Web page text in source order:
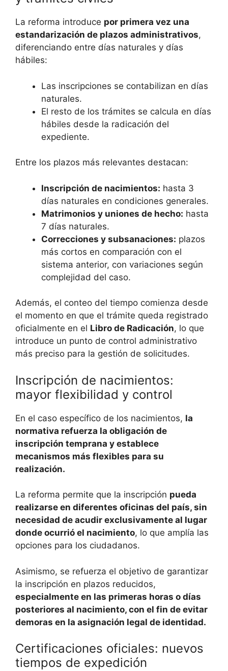
La reforma introduce por primera vez una
estandarización de plazos administrativos,
diferenciando entre días naturales y días
hábiles:
Las inscripciones se contabilizan en días
naturales.
El resto de los trámites se calcula en días
hábiles desde la radicación del
expediente.
Entre los plazos más relevantes destacan:
Inscripción de nacimientos: hasta 3
días naturales en condiciones generales.
Matrimonios y uniones de hecho: hasta
7 días naturales.
Correcciones y subsanaciones: plazos
más cortos en comparación con el
sistema anterior, con variaciones según
complejidad del caso.
Además, el conteo del tiempo comienza desde
el momento en que el trámite queda registrado
oficialmente en el Libro de Radicación, lo que
introduce un punto de control administrativo
más preciso para la gestión de solicitudes.
Inscripción de nacimientos:
mayor flexibilidad y control
En el caso específico de los nacimientos, la
normativa refuerza la obligación de
inscripción temprana y establece
mecanismos más flexibles para su
realización.
La reforma permite que la inscripción pueda
realizarse en diferentes oficinas del país, sin
necesidad de acudir exclusivamente al lugar
donde ocurrió el nacimiento, lo que amplía las
opciones para los ciudadanos.
Asimismo, se refuerza el objetivo de garantizar
la inscripción en plazos reducidos,
especialmente en las primeras horas o días
posteriores al nacimiento, con el fin de evitar
demoras en la asignación legal de identidad.
Certificaciones oficiales: nuevos
tiempos de expedición